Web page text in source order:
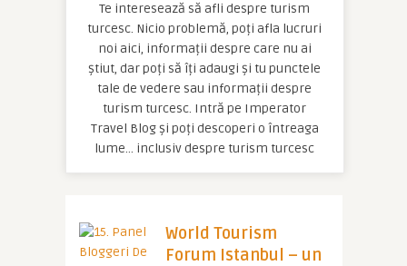
Te interesează să afli despre turism
turcesc. Nicio problemă, poți afla lucruri
noi aici, informații despre care nu ai
știut, dar poți să îți adaugi și tu punctele
tale de vedere sau informații despre
turism turcesc. Intră pe Imperator
Travel Blog și poți descoperi o întreaga
lume… inclusiv despre turism turcesc
World Tourism
Forum Istanbul – un